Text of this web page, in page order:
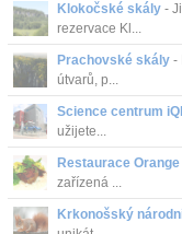
Klokočské skály -
rezervace Kl...
Prachovské skály -
útvarů, p...
Science centrum
užijete...
Restaurace
zařízená ...
Krkonošský